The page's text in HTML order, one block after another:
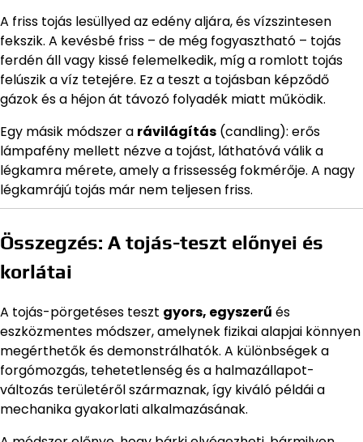
A friss tojás lesüllyed az edény aljára, és vízszintesen
fekszik. A kevésbé friss – de még fogyasztható – tojás
ferdén áll vagy kissé felemelkedik, míg a romlott tojás
felúszik a víz tetejére. Ez a teszt a tojásban képződő
gázok és a héjon át távozó folyadék miatt működik.
Egy másik módszer a rávilágítás (candling): erős
lámpafény mellett nézve a tojást, láthatóvá válik a
légkamra mérete, amely a frissesség fokmérője. A nagy
légkamrájú tojás már nem teljesen friss.
Összegzés: A tojás-teszt előnyei és
korlátai
A tojás-pörgetéses teszt gyors, egyszerű és
eszközmentes módszer, amelynek fizikai alapjai könnyen
megérthetők és demonstrálhatók. A különbségek a
forgómozgás, tehetetlenség és a halmazállapot-
változás területéről származnak, így kiváló példái a
mechanika gyakorlati alkalmazásának.